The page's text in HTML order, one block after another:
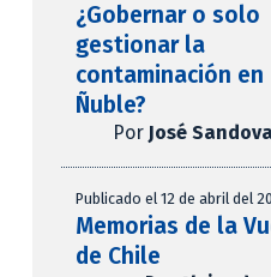
¿Gobernar o solo
gestionar la
contaminación en
Ñuble?
Por José
Publicado el 12 de abril del
Memorias de la
de Chile